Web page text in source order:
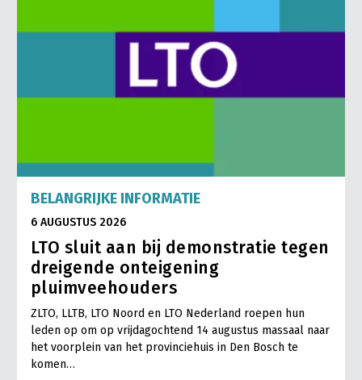
BELANGRIJKE INFORMATIE
6 AUGUSTUS 2026
LTO sluit aan bij demonstratie tegen
dreigende onteigening
pluimveehouders
ZLTO, LLTB, LTO Noord en LTO Nederland roepen hun
leden op om op vrijdagochtend 14 augustus massaal naar
het voorplein van het provinciehuis in Den Bosch te
komen…